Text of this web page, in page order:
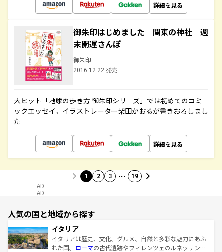
詳細を見る
御朱印はじめました 関東の神社 週
末開運さんぽ
御朱印
2016.12.22 発売
大ヒット「地球の歩き方 御朱印シリーズ」では初めてのコミ
ックエッセイ。イラストレーター柴田かおるが書きおろしまし
た
詳細を見る
1 2 3 … 19
AD
AD
人気の国と地域から探す
イタリア
イタリアは歴史、文化、グルメ、自然と多彩な魅力にあふ
れた国。 ローマの古代遺跡やフィレンツェのルネッサンス